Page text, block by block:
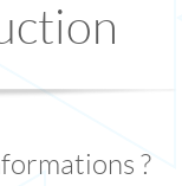
?